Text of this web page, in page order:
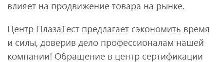
влияет на продвижение товара на рынке.
Центр ПлазаТест предлагает сэкономить время
и силы, доверив дело профессионалам нашей
компании! Обращение в центр сертификации